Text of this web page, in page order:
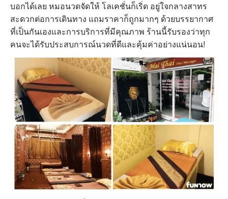
บอกได้เลย หมอนวดจัดให้ โลเคชั่นก็เริ่ด อยู่ใจกลางสาทร
สะดวกต่อการเดินทาง แถมราคาก็ถูกมากๆ ด้วยบรรยากาศ
ที่เป็นกันเองและการบริการที่มีคุณภาพ ร้านนี้รับรองว่าทุก
คนจะได้รับประสบการณ์นวดที่ดีและคุ้มค่าอย่างแน่นอน!